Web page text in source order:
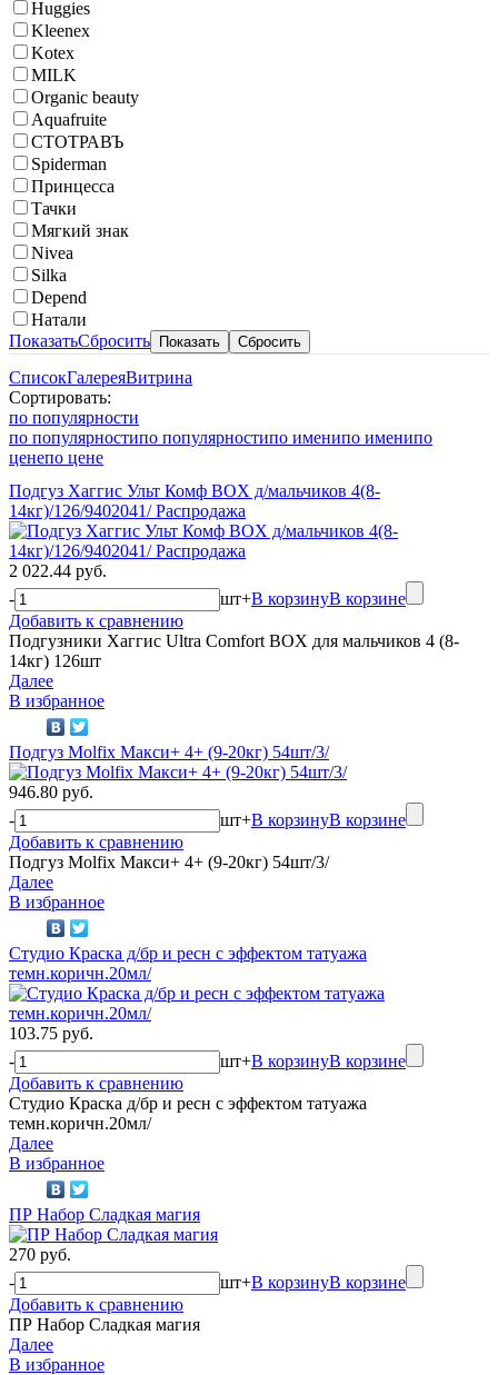
Huggies
Kleenex
Kotex
MILK
Organic beauty
Aquafruite
СТОТРАВЪ
Spiderman
Принцесса
Тачки
Мягкий знак
Nivea
Silka
Depend
Натали
ПоказатьСбросить
СписокГалереяВитрина
Сортировать:
по популярности
по популярностипо популярностипо именипо именипо
ценепо цене
Подгуз Хаггис Ульт Комф BOX д/мальчиков 4(8-
14кг)/126/9402041/ Распродажа
2 022.44 руб.
-
шт+В корзинуВ корзине
Добавить к сравнению
Подгузники Хаггис Ultra Comfort BOX для мальчиков 4 (8-
14кг) 126шт
Далее
В избранное
Подгуз Molfix Макси+ 4+ (9-20кг) 54шт/3/
946.80 руб.
-
шт+В корзинуВ корзине
Добавить к сравнению
Подгуз Molfix Макси+ 4+ (9-20кг) 54шт/3/
Далее
В избранное
Студио Краска д/бр и ресн с эффектом татуажа
темн.коричн.20мл/
103.75 руб.
-
шт+В корзинуВ корзине
Добавить к сравнению
Студио Краска д/бр и ресн с эффектом татуажа
темн.коричн.20мл/
Далее
В избранное
ПР Набор Сладкая магия
270 руб.
-
шт+В корзинуВ корзине
Добавить к сравнению
ПР Набор Сладкая магия
Далее
В избранное